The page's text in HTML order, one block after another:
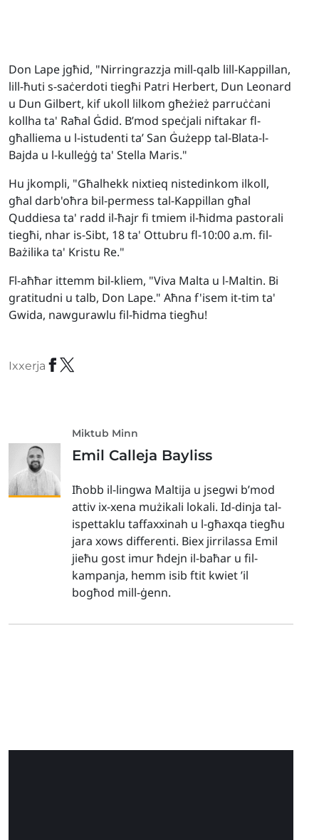
Don Lape jgħid, "Nirringrazzja mill-qalb lill-Kappillan,
lill-ħuti s-saċerdoti tiegħi Patri Herbert, Dun Leonard
u Dun Gilbert, kif ukoll lilkom għeżież parruċċani
kollha ta' Raħal Ġdid. B’mod speċjali niftakar fl-
għalliema u l-istudenti ta’ San Ġużepp tal-Blata-l-
Bajda u l-kulleġġ ta' Stella Maris."
Hu jkompli, "Għalhekk nixtieq nistedinkom ilkoll,
għal darb'oħra bil-permess tal-Kappillan għal
Quddiesa ta' radd il-ħajr fi tmiem il-ħidma pastorali
tiegħi, nhar is-Sibt, 18 ta' Ottubru fl-10:00 a.m. fil-
Bażilika ta' Kristu Re."
Fl-aħħar ittemm bil-kliem, "Viva Malta u l-Maltin. Bi
gratitudni u talb, Don Lape." Aħna f'isem it-tim ta'
Gwida, nawgurawlu fil-ħidma tiegħu!
Ixxerja
Miktub Minn
Emil Calleja Bayliss
Iħobb il-lingwa Maltija u jsegwi b’mod
attiv ix-xena mużikali lokali. Id-dinja tal-
ispettaklu taffaxxinah u l-għaxqa tiegħu
jara xows differenti. Biex jirrilassa Emil
jieħu gost imur ħdejn il-baħar u fil-
kampanja, hemm isib ftit kwiet ’il
bogħod mill-ġenn.